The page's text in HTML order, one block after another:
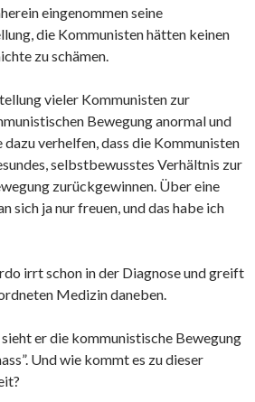
eingenommen seine
die Kommunisten hätten keinen
zu schämen.
vieler Kommunisten zur
Bewegung anormal und
verhelfen, dass die Kommunisten
selbstbewusstes Verhältnis zur
zurückgewinnen. Über eine
sich ja nur freuen, und das habe ich
irrt schon in der Diagnose und greift
Medizin daneben.
er die kommunistische Bewegung
Und wie kommt es zu dieser